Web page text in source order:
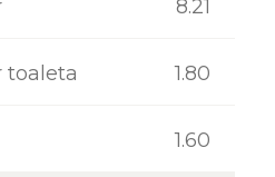
8.21
toaleta 1.80
1.60